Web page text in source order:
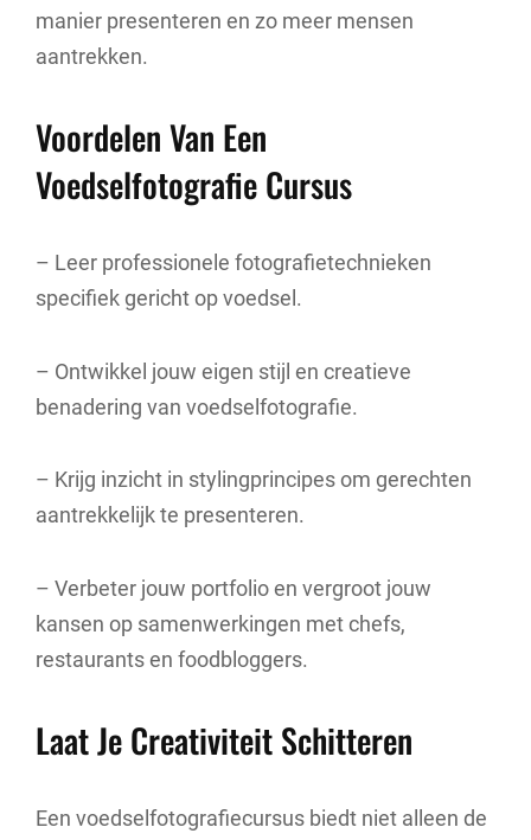
manier presenteren en zo meer mensen
aantrekken.
Voordelen Van Een
Voedselfotografie Cursus
– Leer professionele fotografietechnieken
specifiek gericht op voedsel.
– Ontwikkel jouw eigen stijl en creatieve
benadering van voedselfotografie.
– Krijg inzicht in stylingprincipes om gerechten
aantrekkelijk te presenteren.
– Verbeter jouw portfolio en vergroot jouw
kansen op samenwerkingen met chefs,
restaurants en foodbloggers.
Laat Je Creativiteit Schitteren
Een voedselfotografiecursus biedt niet alleen de